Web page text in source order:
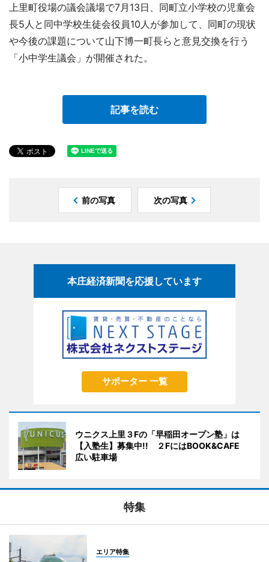
上里町役場の議会議場で7月13日、同町立小学校の児童会
長5人と同中学校生徒会役員10人が参加して、同町の現状
や今後の課題について山下博一町長らと意見交換を行う
「小中学生議会」が開催された。
記事を読む
前の写真 次の写真
本庄経済新聞を応援しています
サポーター 一覧
ウニクス上里３Fの「早稲田オープン塾」は
【入塾生】募集中!! ２FにはBOOK&CAFE
広い駐車場
特集
エリア特集